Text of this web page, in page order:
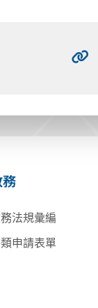
法規彙編
申請表單